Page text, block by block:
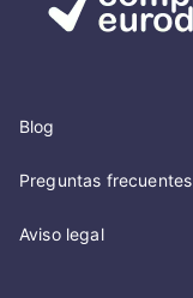
Blog
Preguntas frecuentes
Aviso legal